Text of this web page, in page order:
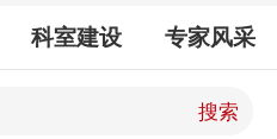
9家医疗单位组建“何贤纪
念医院现有院本部、沙湾
科室建设 专家风采
搜索